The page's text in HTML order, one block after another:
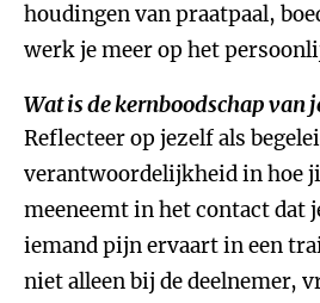
houdingen van praatpaal,
werk je meer op het
Wat is de kernboodschap van
Reflecteer op jezelf als
verantwoordelijkheid in hoe
meeneemt in het contact dat
iemand pijn ervaart in een
niet alleen bij de deelnemer,